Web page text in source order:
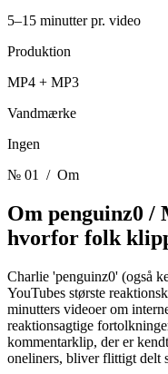
5–15 minutter pr. video
Produktion
MP4 + MP3
Vandmærke
Ingen
№ 01
/ Om
Om penguinz0
hvorfor folk
Charlie 'penguinz0' (også
YouTubes største
minutters videoer om
reaktionsagtige
kommentarklip, der er
oneliners, bliver flittigt delt